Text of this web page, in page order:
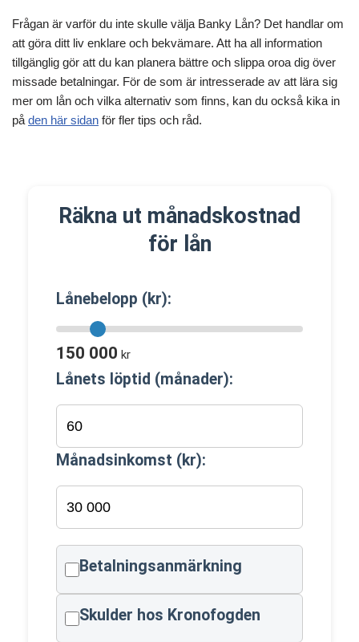
Frågan är varför du inte skulle välja Banky Lån? Det handlar om
att göra ditt liv enklare och bekvämare. Att ha all information
tillgänglig gör att du kan planera bättre och slippa oroa dig över
missade betalningar. För de som är intresserade av att lära sig
mer om lån och vilka alternativ som finns, kan du också kika in
på den här sidan för fler tips och råd.
Räkna ut månadskostnad
för lån
Lånebelopp (kr):
150 000 kr
Lånets löptid (månader):
Månadsinkomst (kr):
Betalningsanmärkning
Skulder hos Kronofogden